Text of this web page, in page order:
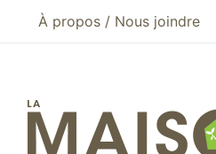
Aller au menu principal
Aller au contenu principal
À propos / Nous joindre